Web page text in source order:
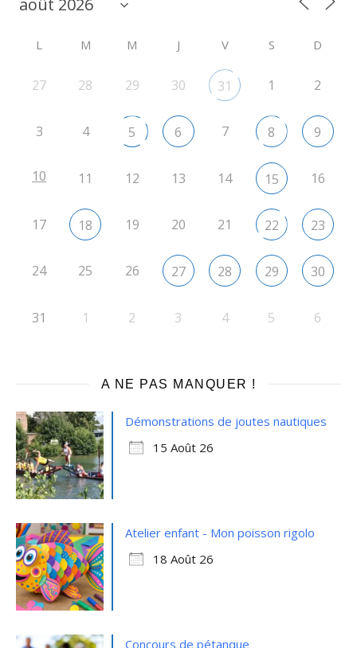
L M M J V S D
27 28 29 30 31 1 2
3 4 5 6 7 8 9
10 11 12 13 14 15 16
17 18 19 20 21 22 23
24 25 26 27 28 29 30
31 1 2 3 4 5 6
A NE PAS MANQUER !
Démonstrations de joutes nautiques
15 Août 26
Atelier enfant - Mon poisson rigolo
18 Août 26
Concours de pétanque